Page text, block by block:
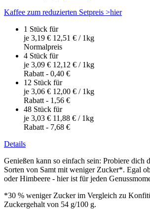
Kaffee zum reduzierten Setpreis >hier
1 Stück für
je 3,19 € 12,51 € / 1kg
Normal­preis
4 Stück für
je 3,09 € 12,12 € / 1kg
Rabatt - 0,40 €
12 Stück für
je 3,06 € 12,00 € / 1kg
Rabatt - 1,56 €
48 Stück für
je 3,03 € 11,88 € / 1kg
Rabatt - 7,68 €
Details
Genießen kann so einfach sein: Probiere dich
Sorten von Samt mit weniger Zucker*. Egal
oder Himbeere - hier ist für jeden
*30 % weniger Zucker im Vergleich zu
Zuckergehalt von 54 g/100 g.